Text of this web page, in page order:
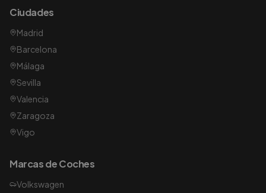
Ciudades
Madrid
Barcelona
Málaga
Sevilla
Valencia
Zaragoza
Vigo
Marcas de Coches
Volkswagen